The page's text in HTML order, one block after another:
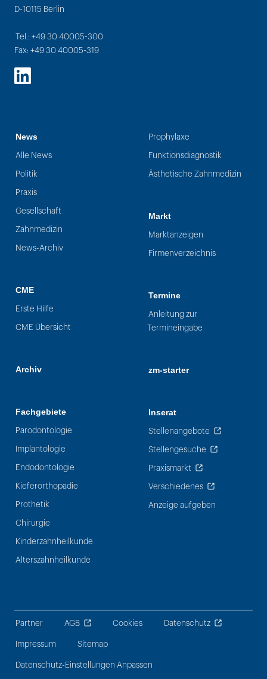
D-10115 Berlin
Tel.: +49 30 40005-300
Fax: +49 30 40005-319
LinkedIn
News
Alle News
Politik
Praxis
Gesellschaft
Zahnmedizin
News-Archiv
CME
Erste Hilfe
CME Übersicht
Archiv
Fachgebiete
Parodontologie
Implantologie
Endodontologie
Kieferorthopädie
Prothetik
Chirurgie
Kinderzahnheilkunde
Alterszahnheilkunde
Prophylaxe
Funktionsdiagnostik
Ästhetische Zahnmedizin
Markt
Marktanzeigen
Firmenverzeichnis
Termine
Anleitung zur
Termineingabe
zm-starter
Inserat
Stellenangebote
Stellengesuche
Praxismarkt
Verschiedenes
Anzeige aufgeben
Partner AGB Cookies Datenschutz
Impressum Sitemap
Datenschutz-Einstellungen Anpassen